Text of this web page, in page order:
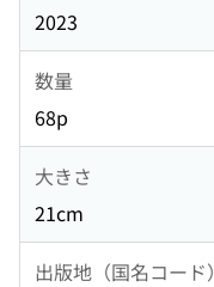
2023
数量
68p
大きさ
21cm
出版地（国名コード）